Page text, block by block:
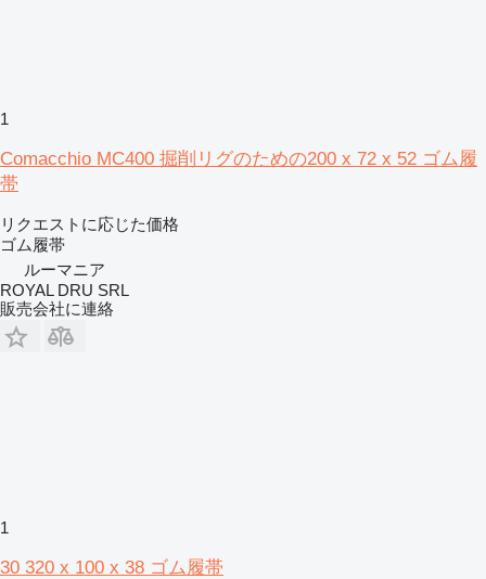
1
Comacchio MC400 掘削リグのための200 x 72 x 52 ゴム履
帯
リクエストに応じた価格
ゴム履帯
ルーマニア
ROYAL DRU SRL
販売会社に連絡
1
30 320 x 100 x 38 ゴム履帯